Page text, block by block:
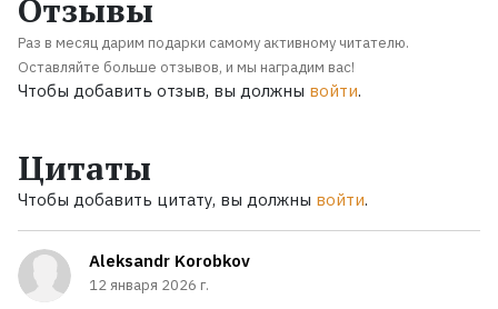
Отзывы
Раз в месяц дарим подарки самому активному читателю.
Оставляйте больше отзывов, и мы наградим вас!
Чтобы добавить отзыв, вы должны войти.
Цитаты
Чтобы добавить цитату, вы должны войти.
Aleksandr Korobkov
12 января 2026 г.